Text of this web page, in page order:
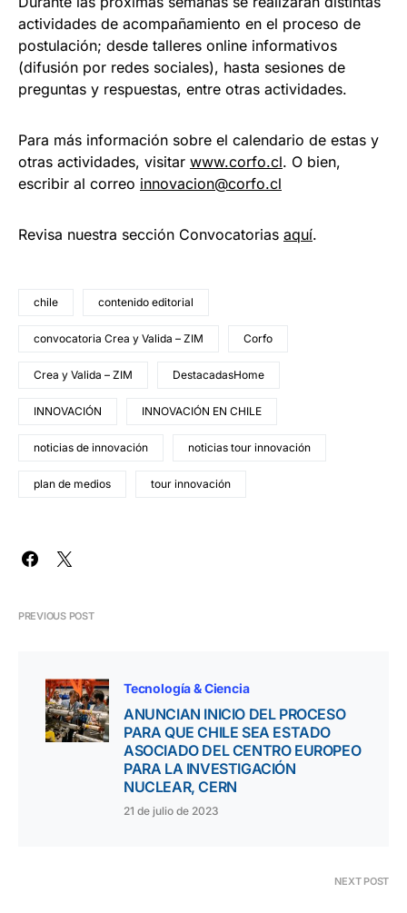
actividades de acompañamiento en el proceso de
postulación; desde talleres online informativos
(difusión por redes sociales), hasta sesiones de
preguntas y respuestas, entre otras actividades.
Para más información sobre el calendario de estas y
otras actividades, visitar www.corfo.cl. O bien,
escribir al correo innovacion@corfo.cl
Revisa nuestra sección Convocatorias aquí.
chile contenido editorial
convocatoria Crea y Valida – ZIM Corfo
Crea y Valida – ZIM DestacadasHome
INNOVACIÓN INNOVACIÓN EN CHILE
noticias de innovación noticias tour innovación
plan de medios tour innovación
PREVIOUS POST
Tecnología & Ciencia
ANUNCIAN INICIO DEL PROCESO
PARA QUE CHILE SEA ESTADO
ASOCIADO DEL CENTRO EUROPEO
PARA LA INVESTIGACIÓN
NUCLEAR, CERN
21 de julio de 2023
NEXT POST